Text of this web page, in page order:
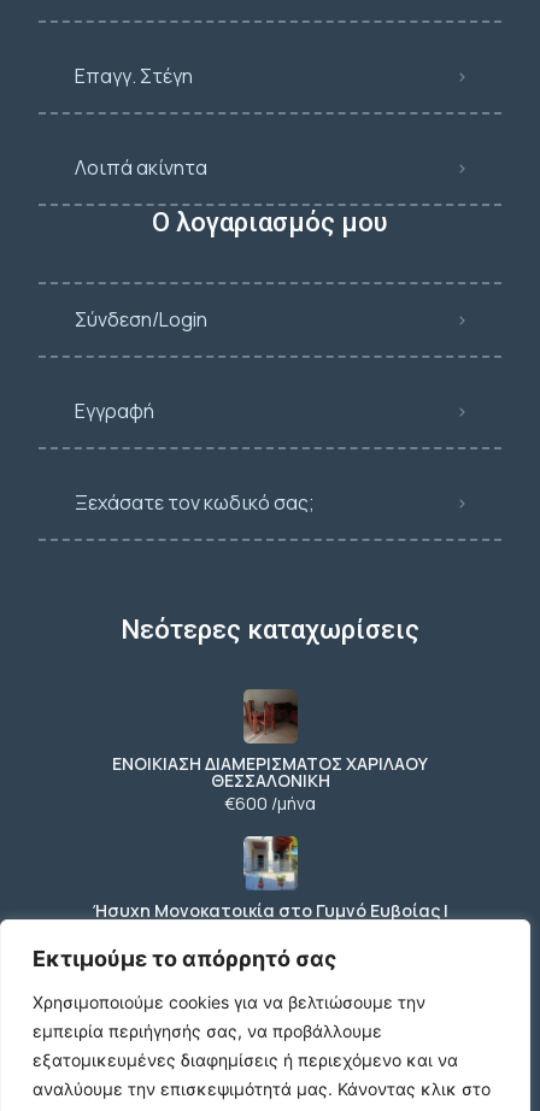
Εκτιμούμε το απόρρητό σας
Χρησιμοποιούμε cookies για να βελτιώσουμε την
εμπειρία περιήγησής σας, να προβάλλουμε
εξατομικευμένες διαφημίσεις ή περιεχόμενο και να
αναλύουμε την επισκεψιμότητά μας. Κάνοντας κλικ στο
Επαγγ. Στέγη
Λοιπά ακίνητα
Ο λογαριασμός μου
Σύνδεση/Login
Εγγραφή
Ξεχάσατε τον κωδικό σας;
Νεότερες καταχωρίσεις
ΕΝΟΙΚΙΑΣΗ ΔΙΑΜΕΡΙΣΜΑΤΟΣ ΧΑΡΙΛΑΟΥ
ΘΕΣΣΑΛΟΝΙΚΗ
€600 /μήνα
Ήσυχη Μονοκατοικία στο Γυμνό Ευβοίας |
€52 /μήνα
ΕΝΟΙΚΙΑΣΗ ΔΙΑΜΕΡΙΣΜΑΤΟΣ ΧΑΡΙΛΑΟΥ
ΘΕΣΣΑΛΟΝΙΚΗ
€600 /μήνα